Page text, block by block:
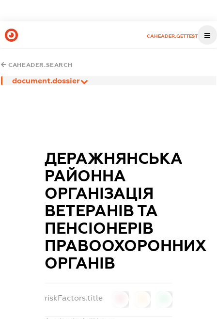
CAHEADER.GETTEST
CAHEADER.SEARCH
document.dossier
ДЕРАЖНЯНСЬКА
РАЙОННА
ОРГАНІЗАЦІЯ
ВЕТЕРАНІВ ТА
ПЕНСІОНЕРІВ
ПРАВООХОРОННИХ
ОРГАНІВ
riskFactors.title